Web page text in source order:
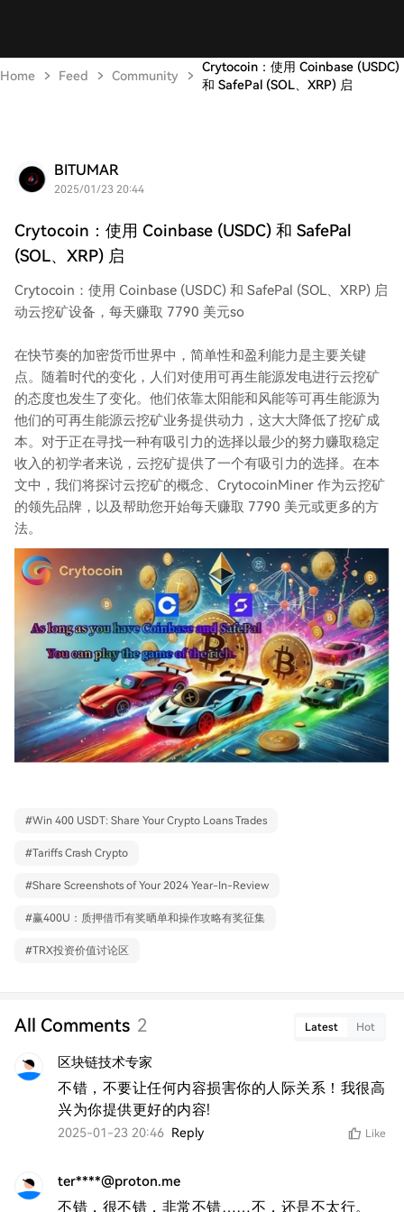
Home Feed Community
Crytocoin：使用 Coinbase (USDC)
和 SafePal (SOL、XRP) 启
BITUMAR
2025/01/23 20:44
Crytocoin：使用 Coinbase (USDC) 和 SafePal
(SOL、XRP) 启
Crytocoin：使用 Coinbase (USDC) 和 SafePal (SOL、XRP) 启
动云挖矿设备，每天赚取 7790 美元so
在快节奏的加密货币世界中，简单性和盈利能力是主要关键
点。随着时代的变化，人们对使用可再生能源发电进行云挖矿
的态度也发生了变化。他们依靠太阳能和风能等可再生能源为
他们的可再生能源云挖矿业务提供动力，这大大降低了挖矿成
本。对于正在寻找一种有吸引力的选择以最少的努力赚取稳定
收入的初学者来说，云挖矿提供了一个有吸引力的选择。在本
文中，我们将探讨云挖矿的概念、CrytocoinMiner 作为云挖矿
的领先品牌，以及帮助您开始每天赚取 7790 美元或更多的方
法。
#Win 400 USDT: Share Your Crypto Loans Trades
#Tariffs Crash Crypto
#Share Screenshots of Your 2024 Year-In-Review
#赢400U：质押借币有奖晒单和操作攻略有奖征集
#TRX投资价值讨论区
All Comments 2 Latest Hot
区块链技术专家
不错，不要让任何内容损害你的人际关系！我很高
兴为你提供更好的内容!
2025-01-23 20:46 Reply Like
ter****@proton.me
不错，很不错，非常不错……不，还是不太行。